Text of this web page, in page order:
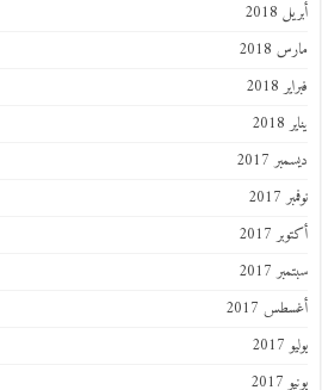
أبريل 2018
مارس 2018
فبراير 2018
يناير 2018
ديسمبر 2017
نوفمبر 2017
أكتوبر 2017
سبتمبر 2017
أغسطس 2017
يوليو 2017
يونيو 2017